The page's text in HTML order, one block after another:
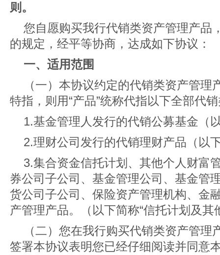
则。
您自愿购买我行代销类资产管理产品
的规定，经平等协商，达成如下协议：
一、适用范围
（一）本协议约定的代销类资产管
特指，则用“产品”统称代指以下全部代
1.基金管理人发行的代销公募基金（
2.理财公司发行的代销理财产品（以
3.集合资金信托计划、其他个人财富
券公司子公司、基金管理公司、基金管
货公司子公司、保险资产管理机构、金
产管理产品。（以下简称“信托计划及其
（二）您在我行购买代销类资产管
签署本协议表明您已经仔细阅读并同意